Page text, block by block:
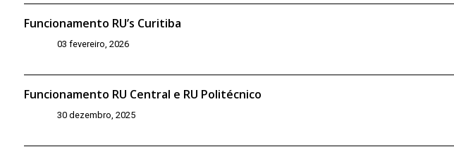
Funcionamento RU’s Curitiba
03 fevereiro, 2026
Funcionamento RU Central e RU Politécnico
30 dezembro, 2025